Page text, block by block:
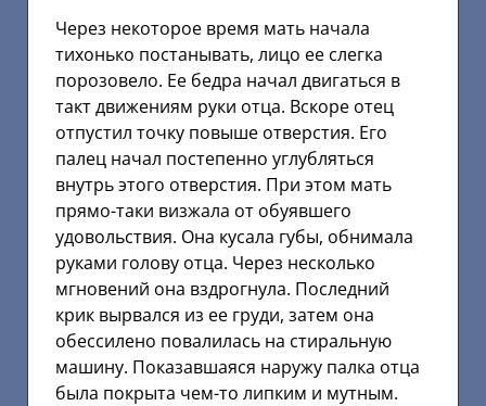
Через некоторое время мать начала
тихонько постанывать, лицо ее слегка
порозовело. Ее бедра начал двигаться в
такт движениям руки отца. Вскоре отец
отпустил точку повыше отверстия. Его
палец начал постепенно углубляться
внутрь этого отверстия. При этом мать
прямо-таки визжала от обуявшего
удовольствия. Она кусала губы, обнимала
руками голову отца. Через несколько
мгновений она вздрогнула. Последний
крик вырвался из ее груди, затем она
обессилено повалилась на стиральную
машину. Показавшаяся наружу палка отца
была покрыта чем-то липким и мутным.